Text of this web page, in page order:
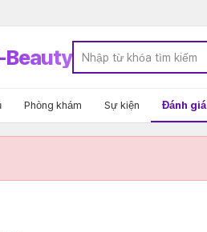
Beauty
Phòng khám Sự kiện Đánh giá